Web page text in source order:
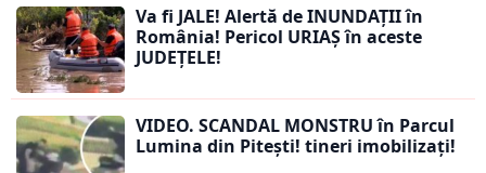
Va fi JALE! Alertă de INUNDAȚII în
România! Pericol URIAȘ în aceste
JUDEȚELE!
VIDEO. SCANDAL MONSTRU în Parcul
Lumina din Pitești! tineri imobilizați!